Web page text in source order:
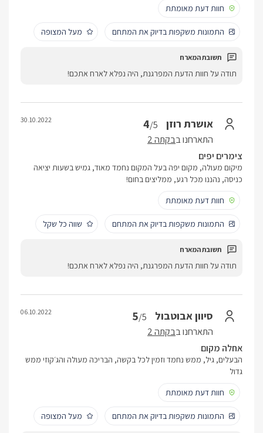
חוות דעת מאומתת
התמונות משקפות בדיוק את המתחם מעל המצופה
תודה על חוות הדעת המפרגנת, היה נפלא לארח אתכם!
אושרת רוזן 4/5
התארחנו בבקתה 2
30.10.2022
צימרים יפים
מיקום מעולה, מקום יפה בעל המקום נחמד מאוד, גמיש בשעות יציאה
כניסה, נהננו מכל רגע, ממליצים בחום!
חוות דעת מאומתת
התמונות משקפות בדיוק את המתחם שווה כל שקל
תודה על חוות הדעת המפרגנת, היה נפלא לארח אתכם!
סיוון אבוטבול 5/5
התארחנו בבקתה 2
06.10.2022
אחלה מקום
הבעלים, גיל, ממש נחמד וזמין לכל בקשה, הבריכה מעולה והג׳קוזי ממש
גדול
חוות דעת מאומתת
התמונות משקפות בדיוק את המתחם מעל המצופה